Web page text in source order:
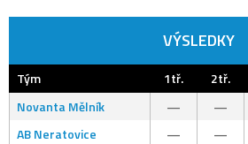
VÝSLEDKY
Tým 1tř. 2tř.
Novanta Mělník
— —
AB Neratovice
— —